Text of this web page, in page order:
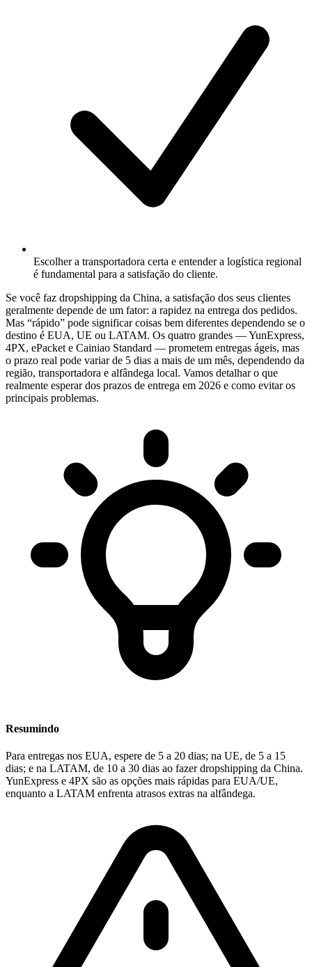
Escolher a transportadora certa e entender a logística regional
é fundamental para a satisfação do cliente.
Se você faz dropshipping da China, a satisfação dos seus clientes
geralmente depende de um fator: a rapidez na entrega dos pedidos.
Mas “rápido” pode significar coisas bem diferentes dependendo se o
destino é EUA, UE ou LATAM. Os quatro grandes — YunExpress,
4PX, ePacket e Cainiao Standard — prometem entregas ágeis, mas
o prazo real pode variar de 5 dias a mais de um mês, dependendo da
região, transportadora e alfândega local. Vamos detalhar o que
realmente esperar dos prazos de entrega em 2026 e como evitar os
principais problemas.
Resumindo
Para entregas nos EUA, espere de 5 a 20 dias; na UE, de 5 a 15
dias; e na LATAM, de 10 a 30 dias ao fazer dropshipping da China.
YunExpress e 4PX são as opções mais rápidas para EUA/UE,
enquanto a LATAM enfrenta atrasos extras na alfândega.